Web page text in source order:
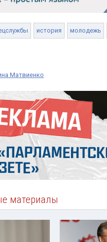
история молодежь
Матвиенко
материалы